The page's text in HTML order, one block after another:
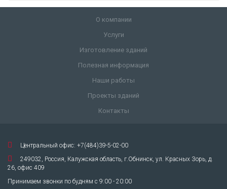
О компании
Услуги
Изготовление зданий
Полезная информация
Наши работы
Проекты зданий
Контакты
Центральный офис: +7(484)39-5-02-00
249032, Россия, Калужская область, г.Обнинск, ул. Красных Зорь, д.
26, офис 409
Принимаем звонки по будням с 9:00 - 20:00